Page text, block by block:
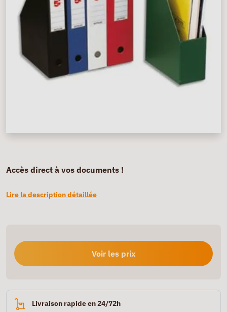
Accès direct à vos documents !
Lire la description détaillée
Voir les prix
Livraison rapide en 24/72h